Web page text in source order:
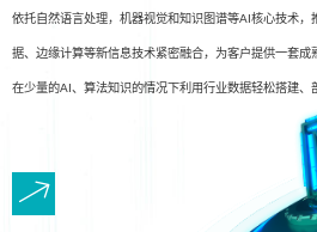
依托自然语言处理，机器视觉和知识图谱等AI核心技术
据、边缘计算等新信息技术紧密融合，为客户提供一套
在少量的AI、算法知识的情况下利用行业数据轻松搭建、